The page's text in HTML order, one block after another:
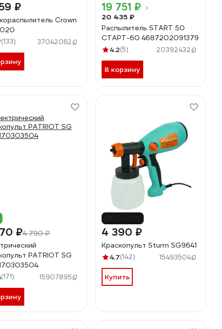
₽
Crown
(133) 37042062
19 751 ₽
20 435 ₽
Распылитель START 50
СТАРТ-60 4687202091379
4.2(5) 20392432
В корзину
₽4 790 ₽
PATRIOT SG
(171) 15907895
4 390 ₽
Краскопульт Sturm SG9641
4.7(142) 15493504
Купить